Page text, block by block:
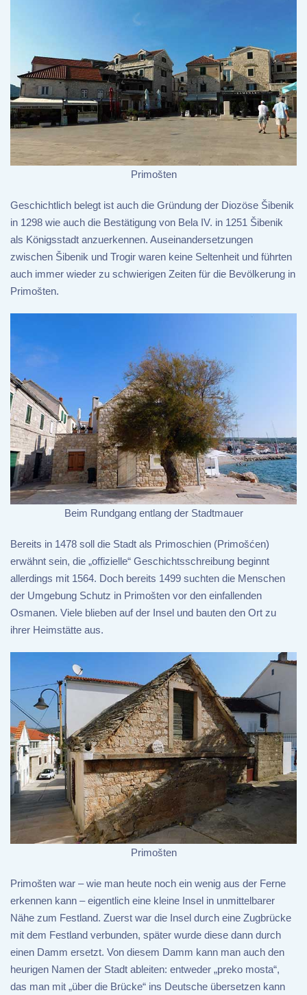
Primošten
Geschichtlich belegt ist auch die Gründung der Diozöse Šibenik
in 1298 wie auch die Bestätigung von Bela IV. in 1251 Šibenik
als Königsstadt anzuerkennen. Auseinandersetzungen
zwischen Šibenik und Trogir waren keine Seltenheit und führten
auch immer wieder zu schwierigen Zeiten für die Bevölkerung in
Primošten.
Beim Rundgang entlang der Stadtmauer
Bereits in 1478 soll die Stadt als Primoschien (Primošćen)
erwähnt sein, die „offizielle“ Geschichtsschreibung beginnt
allerdings mit 1564. Doch bereits 1499 suchten die Menschen
der Umgebung Schutz in Primošten vor den einfallenden
Osmanen. Viele blieben auf der Insel und bauten den Ort zu
ihrer Heimstätte aus.
Primošten
Primošten war – wie man heute noch ein wenig aus der Ferne
erkennen kann – eigentlich eine kleine Insel in unmittelbarer
Nähe zum Festland. Zuerst war die Insel durch eine Zugbrücke
mit dem Festland verbunden, später wurde diese dann durch
einen Damm ersetzt. Von diesem Damm kann man auch den
heurigen Namen der Stadt ableiten: entweder „preko mosta“,
das man mit „über die Brücke“ ins Deutsche übersetzen kann